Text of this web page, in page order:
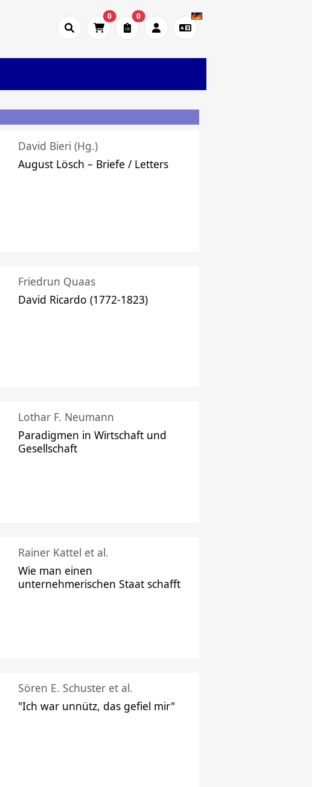
0 0
David Bieri (Hg.)
August Lösch – Briefe / Letters
Friedrun Quaas
David Ricardo (1772-1823)
Lothar F. Neumann
Paradigmen in Wirtschaft und
Gesellschaft
Rainer Kattel et al.
Wie man einen
unternehmerischen Staat schafft
Sören E. Schuster et al.
"Ich war unnütz, das gefiel mir"